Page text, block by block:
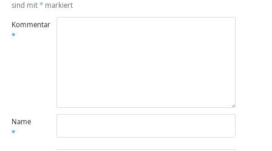
sind mit *markiert
Kommentar
*
Name
*